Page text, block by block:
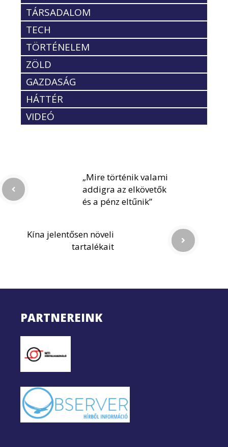
TÁRSADALOM
TECH
TÖRTÉNELEM
ZÖLD
GAZDASÁG
HÁTTÉR
VIDEÓ
„Mire történik valami
addigra az elkövetők
és a pénz eltűnik”
Kína jelentősen növeli
tartalékait
PARTNEREINK